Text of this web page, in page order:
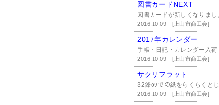
図書カードNEXT
図書カードが新しくなりま
2016.10.09[上山市商工会]
2017年カレンダー
手帳・日記・カレンダー入
2016.10.09[上山市商工会]
サクリフラット
32鋒oﾜでの紙をらくらくと
2016.10.09[上山市商工会]